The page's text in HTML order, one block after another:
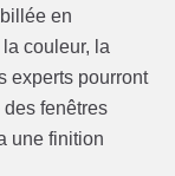
en
couleur, la
experts pourront
fenêtres
une finition